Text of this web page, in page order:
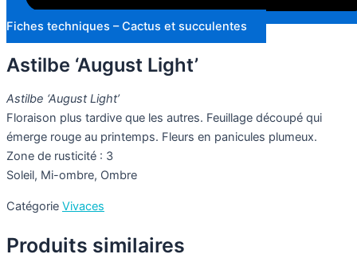
Fiches techniques – Cactus et succulentes
Astilbe ‘August Light’
Astilbe ‘August Light’
Floraison plus tardive que les autres. Feuillage découpé qui
émerge rouge au printemps. Fleurs en panicules plumeux.
Zone de rusticité : 3
Soleil, Mi-ombre, Ombre
Catégorie Vivaces
Produits similaires